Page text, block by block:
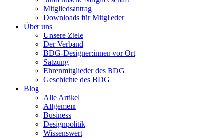
Mitgliedsantrag
Downloads für Mitglieder
Über uns
Unsere Ziele
Der Verband
BDG-Designer:innen vor Ort
Satzung
Ehrenmitglieder des BDG
Geschichte des BDG
Blog
Alle Artikel
Allgemein
Business
Designpolitik
Wissenswert